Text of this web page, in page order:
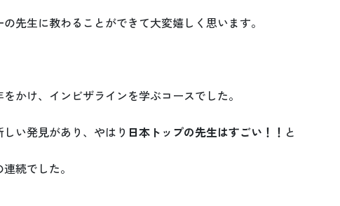
の先生に教わることができて大変嬉しく思います。
をかけ、インビザラインを学ぶコースでした。
しい発見があり、やはり 日本トップの先生はすごい！！ と
続でした。